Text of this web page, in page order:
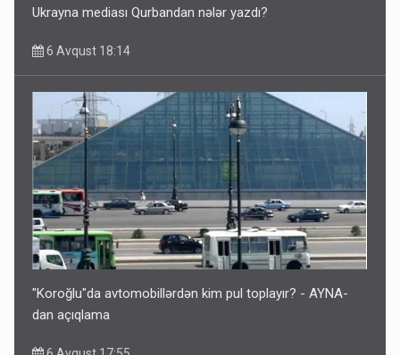
Ukrayna mediası Qurbandan nələr yazdı?
6 Avqust 18:14
"Koroğlu"da avtomobillərdən kim pul toplayır? - AYNA-
dan açıqlama